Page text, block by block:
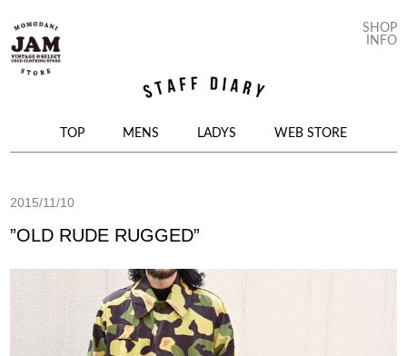
SHOP
INFO
コンテンツへ移動
TOP MENS LADYS WEB STORE
2015/11/10
”OLD RUDE RUGGED”